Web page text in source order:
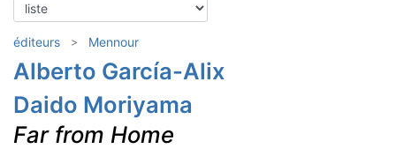
éditeurs Mennour
Alberto García-Alix
Daido Moriyama
Far from Home